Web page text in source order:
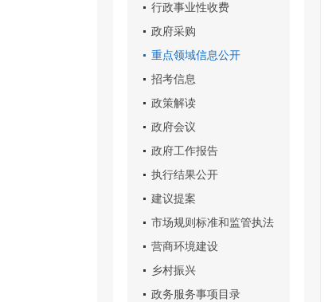
行政事业性收费
政府采购
重点领域信息公开
招考信息
政策解读
政府会议
政府工作报告
执行结果公开
建议提案
市场规则标准和监管执法
营商环境建设
乡村振兴
政务服务事项目录